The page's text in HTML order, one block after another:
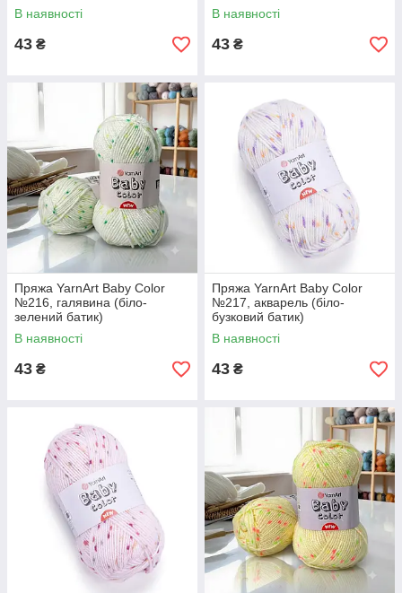
В наявності
43 ₴
В наявності
43 ₴
Пряжа YarnArt Baby Color
№216, галявина (біло-
зелений батик)
В наявності
43 ₴
Пряжа YarnArt Baby Color
№217, акварель (біло-
бузковий батик)
В наявності
43 ₴